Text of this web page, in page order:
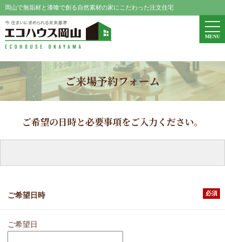
岡山で無垢材と漆喰で創る自然素材の家にこだわった注文住宅
ご来場予約フォーム
ご希望の日時と必要事項をご入力ください。
ご希望日時 必須
ご希望日
MENU